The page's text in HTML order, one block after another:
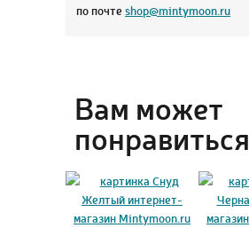
по почте shop@mintymoon.ru
Вам может
понравиться